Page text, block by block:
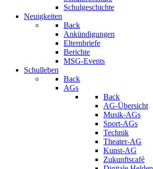
Schulgeschichte
Neuigkeiten
Back
Ankündigungen
Elternbriefe
Berichte
MSG-Events
Schulleben
Back
AGs
Back
AG-Übersicht
Musik-AGs
Sport-AGs
Technik
Theater-AG
Kunst-AG
Zukunftscafé